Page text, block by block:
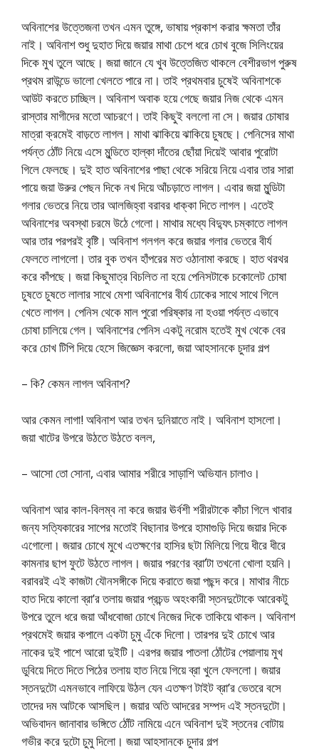
অবিনাশের উত্তেজনা তখন এমন তুঙ্গে, ভাষায় প্রকাশ করার ক্ষমতা তাঁর
নাই। অবিনাশ শুধু দুহাত দিয়ে জয়ার মাথা চেপে ধরে চোখ বুজে সিলিংয়ের
দিকে মুখ তুলে আছে। জয়া জানে যে খুব উত্তেজিত থাকলে বেশীরভাগ পুরুষ
প্রথম রাউন্ডে ভালো খেলতে পারে না। তাই প্রথমবার চুষেই অবিনাশকে
আউট করতে চাচ্ছিল। অবিনাশ অবাক হয়ে গেছে জয়ার নিজ থেকে এমন
রাস্তার মাগীদের মতো আচরণে। তাই কিছুই বললো না সে। জয়ার চোষার
মাত্রা ক্রমেই বাড়তে লাগল। মাথা ঝাকিয়ে ঝাকিয়ে চুষছে। পেনিসের মাথা
পর্যন্ত ঠোঁট নিয়ে এসে মুন্ডিতে হাল্কা দাঁতের ছোঁয়া দিয়েই আবার পুরোটা
গিলে ফেলছে। দুই হাত অবিনাশের পাছা থেকে সরিয়ে নিয়ে এবার তার সারা
পায়ে জয়া উরুর পেছন দিকে নখ দিয়ে আঁচড়াতে লাগল। এবার জয়া মুন্ডিটা
গলার ভেতরে নিয়ে তার আলজিহ্বা বরাবর ধাক্কা দিতে লাগল। এতেই
অবিনাশের অবস্থা চরমে উঠে গেলো। মাথার মধ্যে বিদ্যুৎ চম্কাতে লাগল
আর তার পরপরই বৃষ্টি। অবিনাশ গলগল করে জয়ার গলার ভেতরে বীর্য
ফেলতে লাগলো। তার বুক তখন হাঁপরের মত ওঠানামা করছে। হাত থরথর
করে কাঁপছে। জয়া কিছুমাত্র বিচলিত না হয়ে পেনিসটাকে চকোলেট চোষা
চুষতে চুষতে লালার সাথে মেশা অবিনাশের বীর্য ঢোকের সাথে সাথে গিলে
খেতে লাগল। পেনিস থেকে মাল পুরো পরিষ্কার না হওয়া পর্যন্ত এভাবে
চোষা চালিয়ে গেল। অবিনাশের পেনিস একটু নরোম হতেই মুখ থেকে বের
করে চোখ টিপি দিয়ে হেসে জিজ্ঞেস করলো, জয়া আহসানকে চুদার গল্প
– কি? কেমন লাগল অবিনাশ?
আর কেমন লাগা! অবিনাশ আর তখন দুনিয়াতে নাই। অবিনাশ হাসলো।
জয়া খাটের উপরে উঠতে উঠতে বলল,
– আসো তো সোনা, এবার আমার শরীরে সাড়াশি অভিযান চালাও।
অবিনাশ আর কাল-বিলম্ব না করে জয়ার ঊর্বশী শরীরটাকে কাঁচা গিলে খাবার
জন্য সত্যিকারের সাপের মতোই বিছানার উপরে হামাগুড়ি দিয়ে জয়ার দিকে
এগোলো। জয়ার চোখে মুখে এতক্ষণের হাসির ছটা মিলিয়ে গিয়ে ধীরে ধীরে
কামনার ছাপ ফুটে উঠতে লাগল। জয়ার পরণের ব্রা’টা তখনো খোলা হয়নি।
বরাবরই এই কাজটা যৌনসঙ্গীকে দিয়ে করাতে জয়া পছন্দ করে। মাথার নীচে
হাত দিয়ে কালো ব্রা’র তলায় জয়ার প্রচন্ড অহংকারী স্তনদুটোকে আরেকটু
উপরে তুলে ধরে জয়া আঁধবোজা চোখে নিজের দিকে তাকিয়ে থাকল। অবিনাশ
প্রথমেই জয়ার কপালে একটা চুমু এঁকে দিলো। তারপর দুই চোখে আর
নাকের দুই পাশে আরো দুইটি। এরপর জয়ার পাতলা ঠোঁটের পেয়ালায় মুখ
ডুবিয়ে দিতে দিতে পিঠের তলায় হাত নিয়ে গিয়ে ব্রা খুলে ফেললো। জয়ার
স্তনদুটো এমনভাবে লাফিয়ে উঠল যেন এতক্ষণ টাইট ব্রা’র ভেতরে বসে
তাদের দম আটকে আসছিল। জয়ার অতি আদরের সম্পদ এই স্তনদুটো।
অভিবাদন জানাবার ভঙ্গিতে ঠোঁট নামিয়ে এনে অবিনাশ দুই স্তনের বোটায়
গভীর করে দুটো চুমু দিলো। জয়া আহসানকে চুদার গল্প